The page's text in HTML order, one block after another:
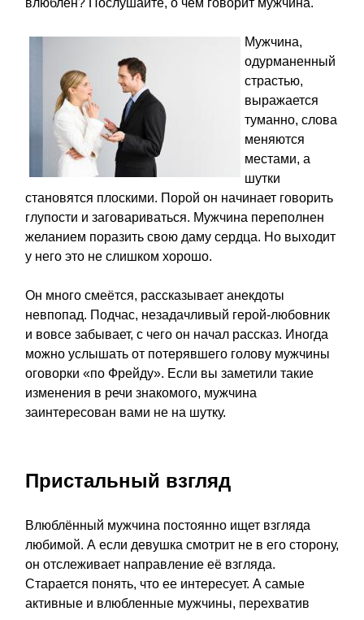
влюблён? Послушайте, о чем говорит мужчина.
Мужчина,
одурманенный
страстью,
выражается
туманно, слова
меняются
местами, а
шутки
становятся плоскими. Порой он начинает говорить
глупости и заговариваться. Мужчина переполнен
желанием поразить свою даму сердца. Но выходит
у него это не слишком хорошо.
Он много смеётся, рассказывает анекдоты
невпопад. Подчас, незадачливый герой-любовник
и вовсе забывает, с чего он начал рассказ. Иногда
можно услышать от потерявшего голову мужчины
оговорки «по Фрейду». Если вы заметили такие
изменения в речи знакомого, мужчина
заинтересован вами не на шутку.
Пристальный взгляд
Влюблённый мужчина постоянно ищет взгляда
любимой. А если девушка смотрит не в его сторону,
он отслеживает направление её взгляда.
Старается понять, что ее интересует. А самые
активные и влюбленные мужчины, перехватив